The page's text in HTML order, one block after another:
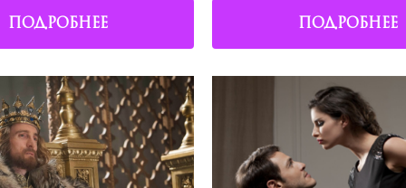
ПОДРОБНЕЕ ПОДРОБНЕЕ